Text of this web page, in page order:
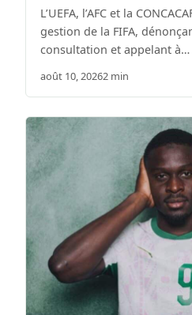
L’UEFA, l’AFC et la
gestion de la FIFA,
consultation et appelant à…
août 10, 20262 min